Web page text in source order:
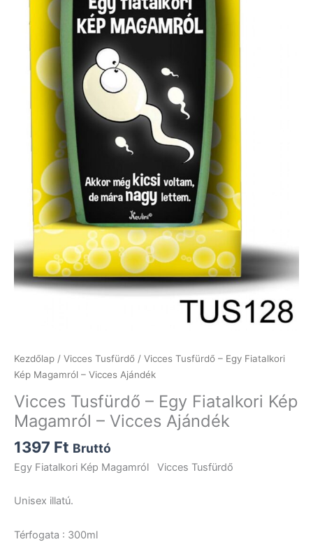
Kezdőlap / Vicces Tusfürdő / Vicces Tusfürdő – Egy Fiatalkori
Kép Magamról – Vicces Ajándék
Vicces Tusfürdő – Egy Fiatalkori Kép
Magamról – Vicces Ajándék
1397 Ft Bruttó
Egy Fiatalkori Kép Magamról Vicces Tusfürdő
Unisex illatú.
Térfogata : 300ml